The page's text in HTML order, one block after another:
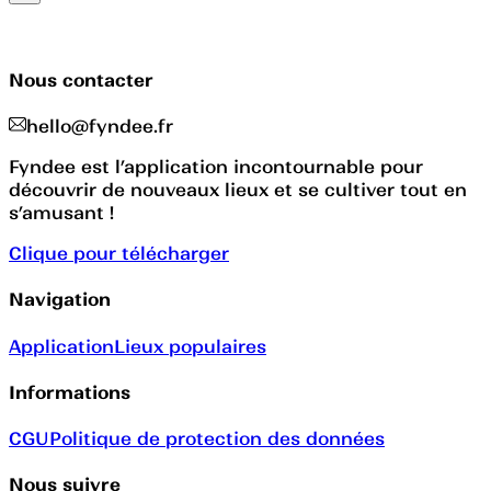
Nous contacter
hello@fyndee.fr
Fyndee est l’application incontournable pour
découvrir de nouveaux lieux et se cultiver tout en
s’amusant !
Clique pour télécharger
Navigation
ApplicationLieux populaires
Informations
CGUPolitique de protection des données
Nous suivre